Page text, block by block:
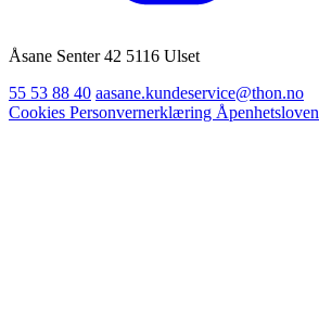
Åsane Senter 42 5116 Ulset
55 53 88 40 aasane.kundeservice@thon.no
Cookies Personvernerklæring Åpenhetsloven